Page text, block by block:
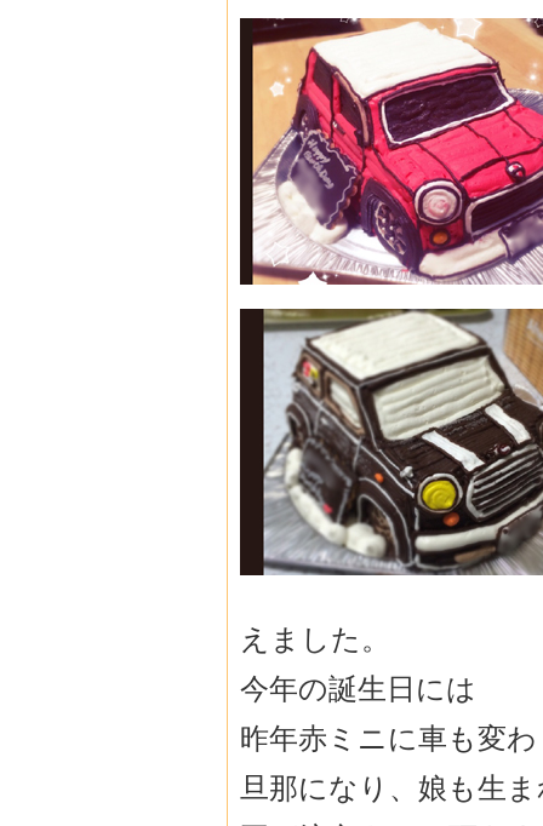
えました。
今年の誕生日には
昨年赤ミニに車も変
旦那になり、娘も生